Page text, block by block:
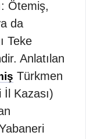
Ötemiş,
da
Teke
Anlatılan
Türkmen
İl Kazası)